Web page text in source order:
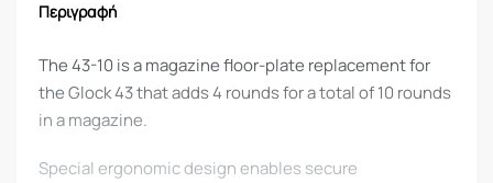
Περιγραφή
The 43-10 is a magazine floor-plate replacement for
the Glock 43 that adds 4 rounds for a total of 10 rounds
in a magazine.
Special ergonomic design enables secure